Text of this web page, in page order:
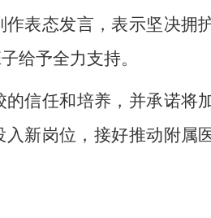
表态发言，表示坚决拥
给予全力支持。
信任和培养，并承诺将
新岗位，接好推动附属